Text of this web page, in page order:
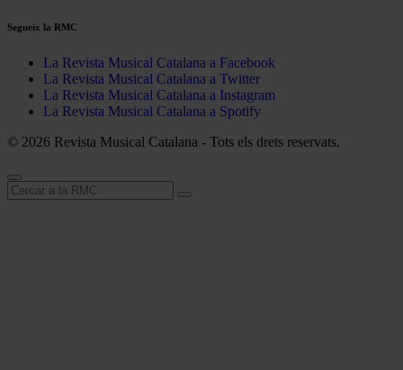
Segueix la RMC
La Revista Musical Catalana a Facebook
La Revista Musical Catalana a Twitter
La Revista Musical Catalana a Instagram
La Revista Musical Catalana a Spotify
© 2026 Revista Musical Catalana - Tots els drets reservats.
Cerca